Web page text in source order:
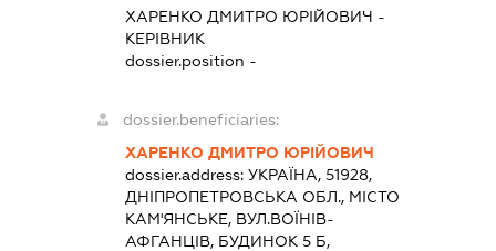
ХАРЕНКО ДМИТРО ЮРІЙОВИЧ -
КЕРІВНИК
dossier.position -
dossier.beneficiaries:
ХАРЕНКО ДМИТРО ЮРІЙОВИЧ
dossier.address:УКРАЇНА, 51928,
ДНІПРОПЕТРОВСЬКА ОБЛ., МІСТО
КАМ'ЯНСЬКЕ, ВУЛ.ВОЇНІВ-
АФГАНЦІВ, БУДИНОК 5 Б,